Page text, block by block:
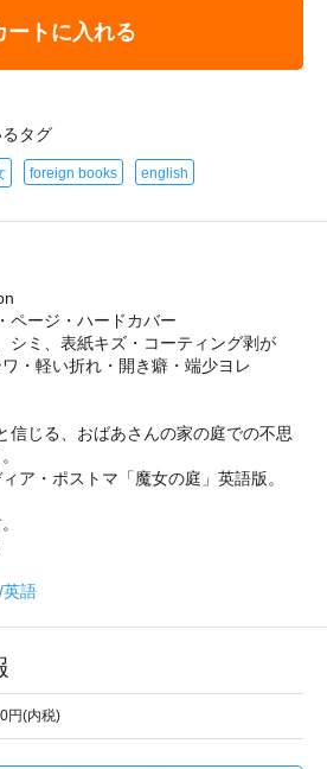
ートに入れる
タグ
foreign books english
ページ・ハードカバー
シミ、表紙キズ・コーティング剥が
・軽い折れ・開き癖・端少ヨレ
信じる、おばあさんの家の庭での不思
ア・ポストマ「魔女の庭」英語版。
語
円(内税)